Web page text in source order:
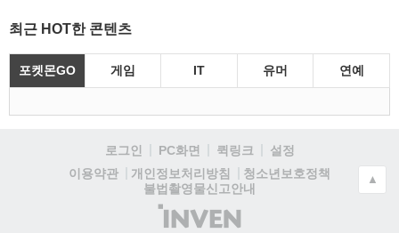
최근 HOT한 콘텐츠
포켓몬GO 게임 IT 유머 연예
로그인 PC화면 퀵링크
설정
이용약관
개인정보처리방침
청소년보호정책
불법촬영물신고안내
(주)
▲